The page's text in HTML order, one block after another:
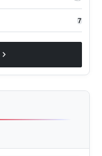
7
chevron_right